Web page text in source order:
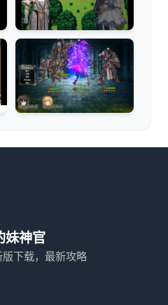
妹神官
下载，最新攻略